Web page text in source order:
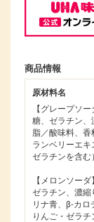
商品情報
原材料名
【グレープソ
糖、ゼラチン
脂／酸味料、
ランベリーエ
ゼラチンを含む）
【メロンソー
ゼラチン、濃
リナ青、β-カ
りんご・ゼラチ